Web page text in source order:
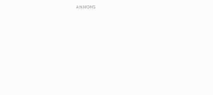
ANNONS